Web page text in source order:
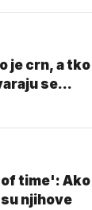
je crn, a
se...
time': Ako
njihove